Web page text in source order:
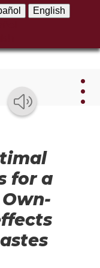
English
for a